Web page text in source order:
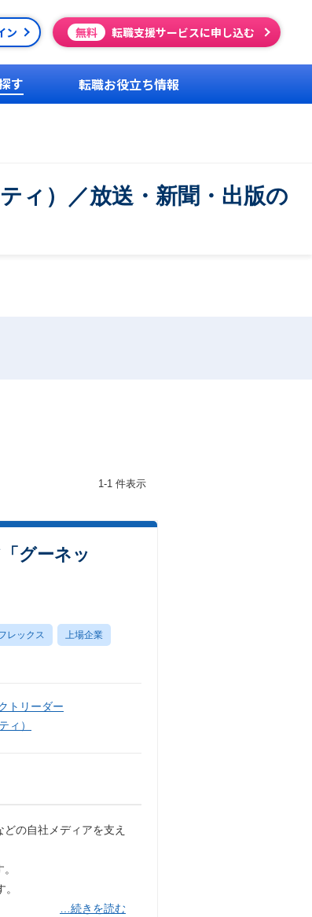
ン 無料 転職支援サービスに申し込む
す 転職お役立ち情報
ィ）／放送・新聞・出版の
1-1 件表示
グーネッ
レックス 上場企業
トリーダー
ィ）
の自社メディアを支え
…続きを読む